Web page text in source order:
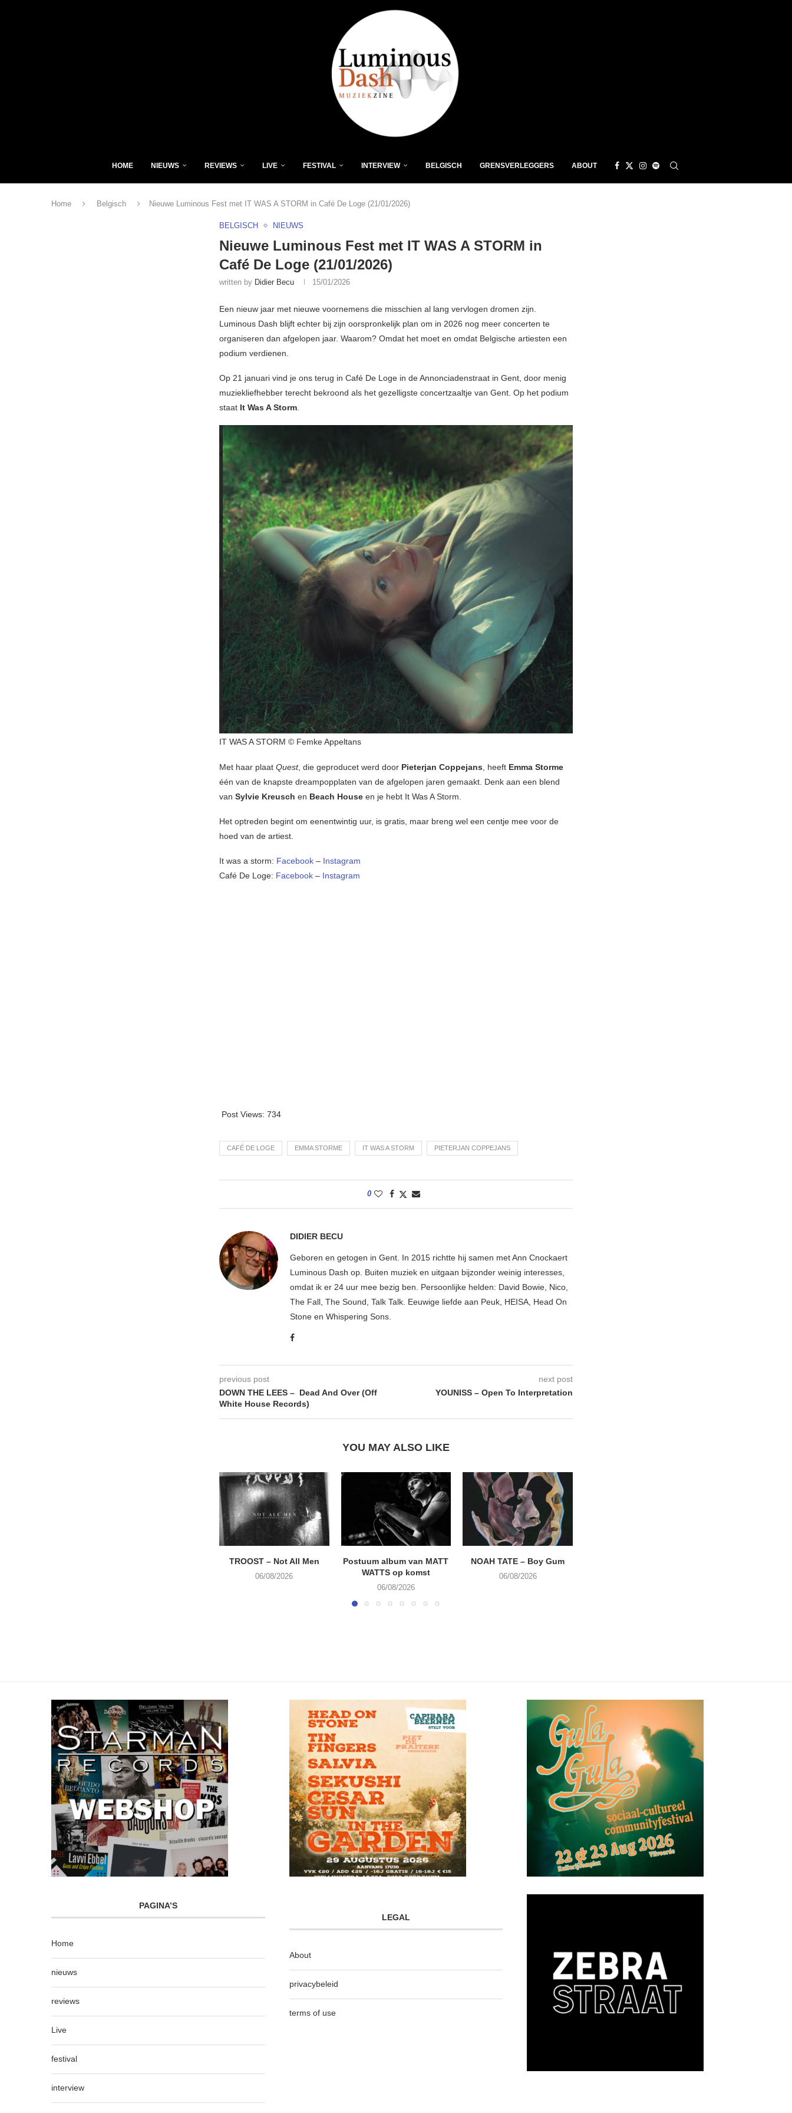
HOME NIEUWS REVIEWS LIVE FESTIVAL INTERVIEW BELGISCH GRENSVERLEGGERS ABOUT
Home Belgisch Nieuwe Luminous Fest met IT WAS A STORM in Café De Loge (21/01/2026)
BELGISCH NIEUWS
Nieuwe Luminous Fest met IT WAS A STORM in
Café De Loge (21/01/2026)
written by Didier Becu 15/01/2026
Een nieuw jaar met nieuwe voornemens die misschien al lang vervlogen dromen zijn.
Luminous Dash blijft echter bij zijn oorspronkelijk plan om in 2026 nog meer concerten te
organiseren dan afgelopen jaar. Waarom? Omdat het moet en omdat Belgische artiesten een
podium verdienen.
Op 21 januari vind je ons terug in Café De Loge in de Annonciadenstraat in Gent, door menig
muziekliefhebber terecht bekroond als het gezelligste concertzaaltje van Gent. Op het podium
staat It Was A Storm.
IT WAS A STORM © Femke Appeltans
Met haar plaat Quest, die geproducet werd door Pieterjan Coppejans , heeft Emma Storme
één van de knapste dreampopplaten van de afgelopen jaren gemaakt. Denk aan een blend
van Sylvie Kreusch en Beach House en je hebt It Was A Storm.
Het optreden begint om eenentwintig uur, is gratis, maar breng wel een centje mee voor de
hoed van de artiest.
It was a storm: Facebook – Instagram
Café De Loge: Facebook – Instagram
Post Views: 734
CAFÉ DE LOGE EMMA STORME IT WAS A STORM PIETERJAN COPPEJANS
0
DIDIER BECU
Geboren en getogen in Gent. In 2015 richtte hij samen met Ann Cnockaert
Luminous Dash op. Buiten muziek en uitgaan bijzonder weinig interesses,
omdat ik er 24 uur mee bezig ben. Persoonlijke helden: David Bowie, Nico,
The Fall, The Sound, Talk Talk. Eeuwige liefde aan Peuk, HEISA, Head On
Stone en Whispering Sons.
previous post
DOWN THE LEES – Dead And Over (Off
White House Records)
next post
YOUNISS – Open To Interpretation
YOU MAY ALSO LIKE
TROOST – Not All Men
06/08/2026
Postuum album van MATT
WATTS op komst
06/08/2026
NOAH TATE – Boy Gum
06/08/2026
PAGINA’S
Home
nieuws
reviews
Live
festival
interview
LEGAL
About
privacybeleid
terms of use